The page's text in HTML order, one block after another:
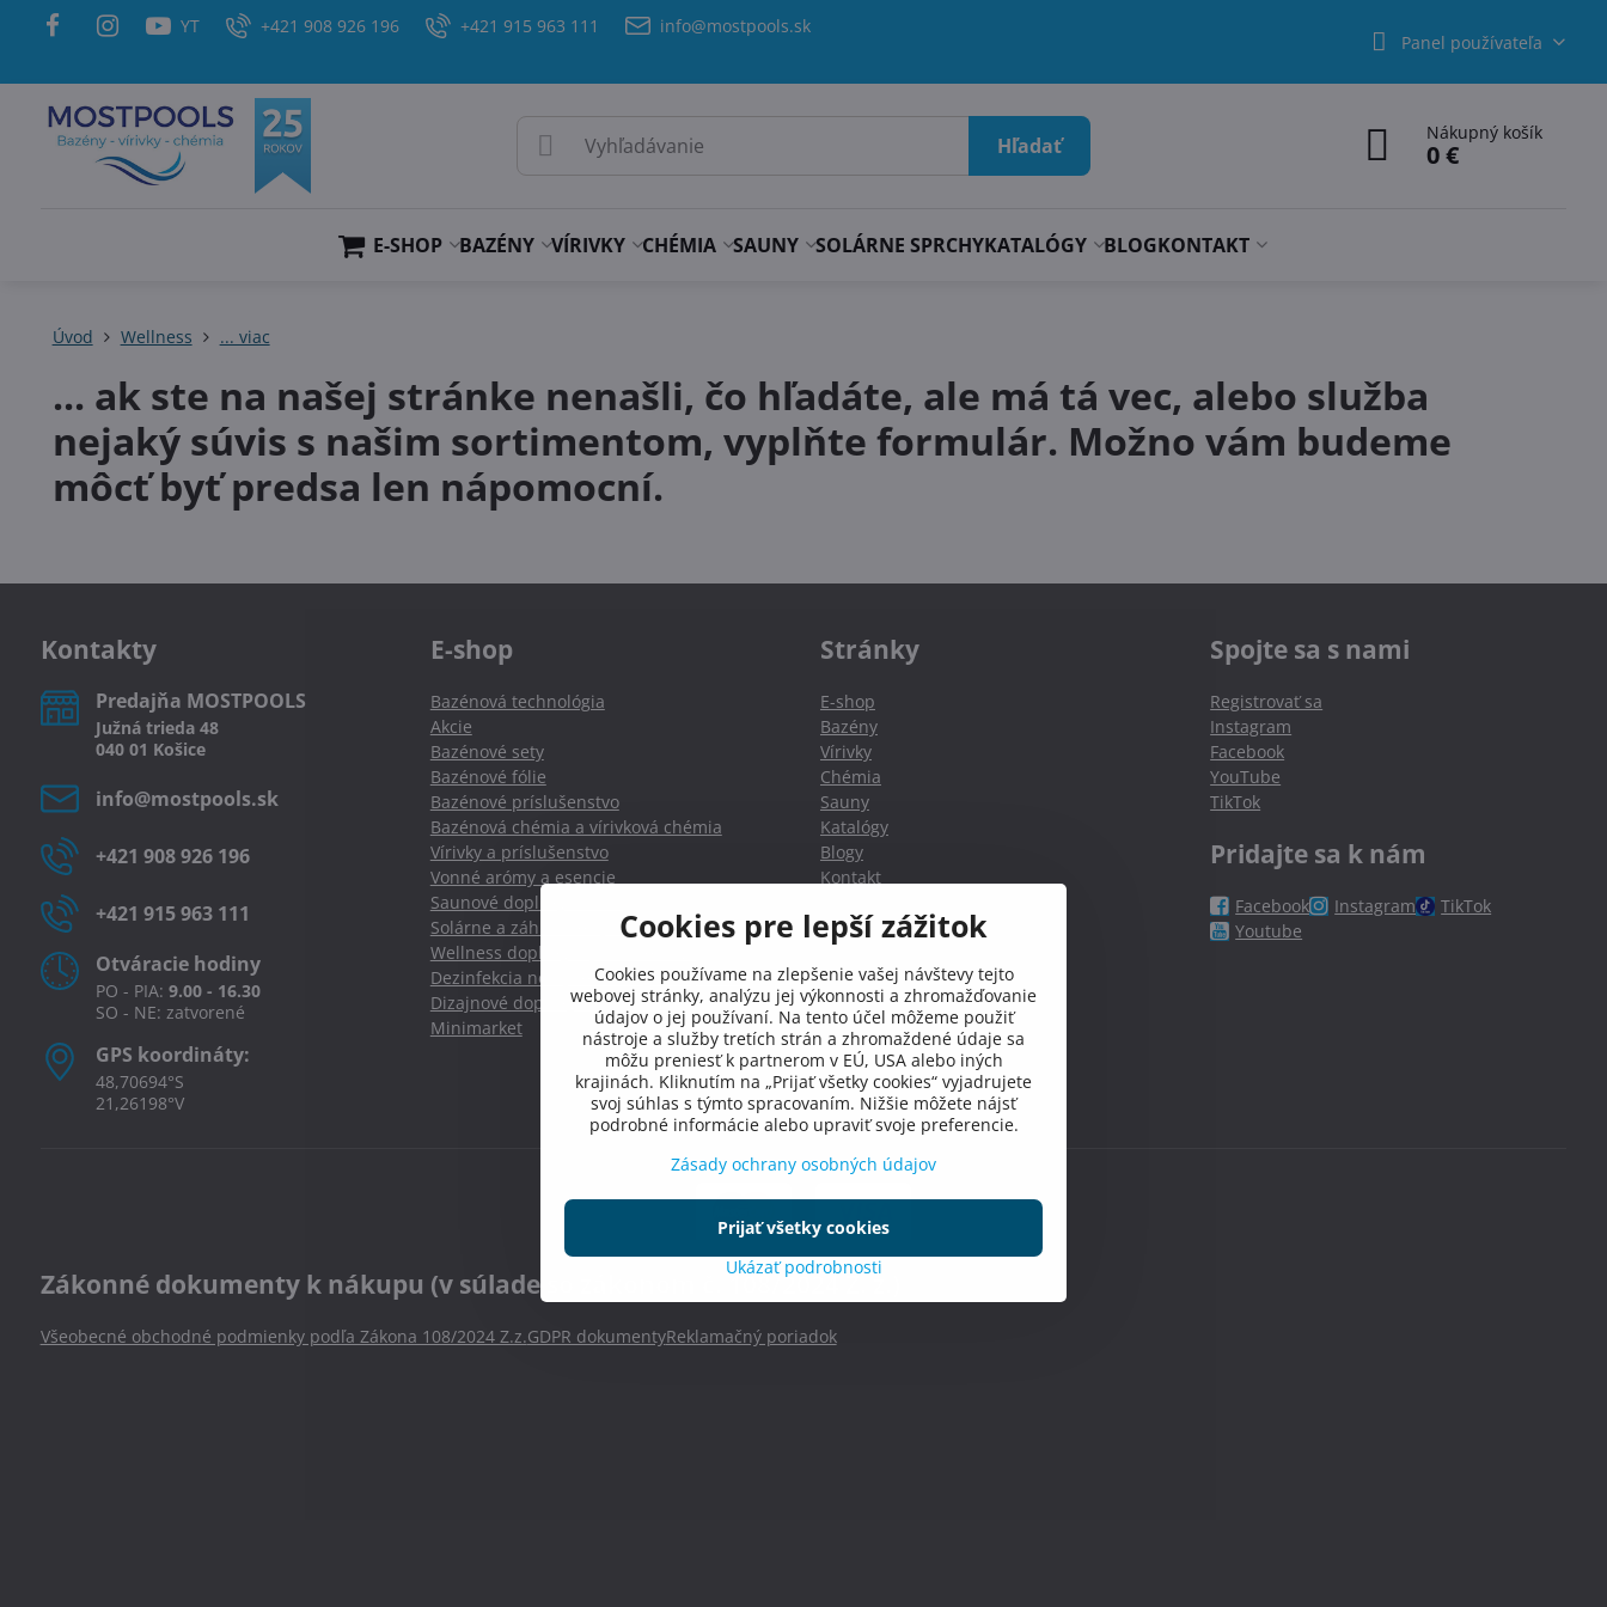
YT +421 908 926 196 +421 915 963 111 info@mostpools.sk
Panel používateľa
Hľadať
Nákupný košík
0 €
E-SHOP BAZÉNY VÍRIVKY CHÉMIA SAUNY SOLÁRNE SPRCHYKATALÓGY BLOGKONTAKT
Úvod Wellness ... viac
... ak ste na našej stránke nenašli, čo hľadáte, ale má tá vec, alebo služba
nejaký súvis s našim sortimentom, vyplňte formulár. Možno vám budeme
môcť byť predsa len nápomocní.
Kontakty
Predajňa MOSTPOOLS
Južná trieda 48
040 01 Košice
info​@mostpools​.sk
+421 908 926 196
+421 915 963 111
Otváracie hodiny
PO - PIA: 9.00 - 16.30
SO - NE: zatvorené
GPS koordináty:
48,70694°S
21,26198°V
E-shop
Bazénová technológia
Akcie
Bazénové sety
Bazénové fólie
Bazénové príslušenstvo
Bazénová chémia a vírivková chémia
Vírivky a príslušenstvo
Vonné arómy a esencie
Saunové doplnky a Infra
Solárne a záhradné sprchy
Wellness doplnky a príslušenstvo
Dezinfekcia nôh pre bazény a kúpaliská
Dizajnové doplnky k bazénom
Minimarket
Stránky
E-shop
Bazény
Vírivky
Chémia
Sauny
Katalógy
Blogy
Kontakt
Spojte sa s nami
Registrovať sa
Instagram
Facebook
YouTube
TikTok
Pridajte sa k nám
Facebook Instagram
TikTok
Youtube
Zákonné dokumenty k nákupu (v súlade so zákonom č. 108/2024 Z. z.)
Všeobecné obchodné podmienky podľa Zákona 108/2024 Z.z.GDPR dokumentyReklamačný poriadok
Cookies pre lepší zážitok
Cookies používame na zlepšenie vašej návštevy tejto
webovej stránky, analýzu jej výkonnosti a zhromažďovanie
údajov o jej používaní. Na tento účel môžeme použiť
nástroje a služby tretích strán a zhromaždené údaje sa
môžu preniesť k partnerom v EÚ, USA alebo iných
krajinách. Kliknutím na „Prijať všetky cookies“ vyjadrujete
svoj súhlas s týmto spracovaním. Nižšie môžete nájsť
podrobné informácie alebo upraviť svoje preferencie.
Zásady ochrany osobných údajov
Ukázať podrobnosti
Prijať všetky cookies